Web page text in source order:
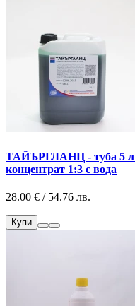
ТАЙЪРГЛАНЦ - туба 5 л
концентрат 1:3 с вода
28.00 € / 54.76 лв.
Купи